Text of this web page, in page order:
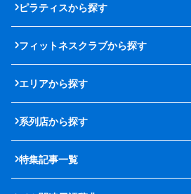
ピラティスから探す
フィットネスクラブから探す
エリアから探す
系列店から探す
特集記事一覧